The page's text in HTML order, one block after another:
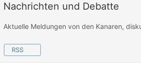
Nachrichten und Debatte
Aktuelle Meldungen von den Kanaren,
RSS